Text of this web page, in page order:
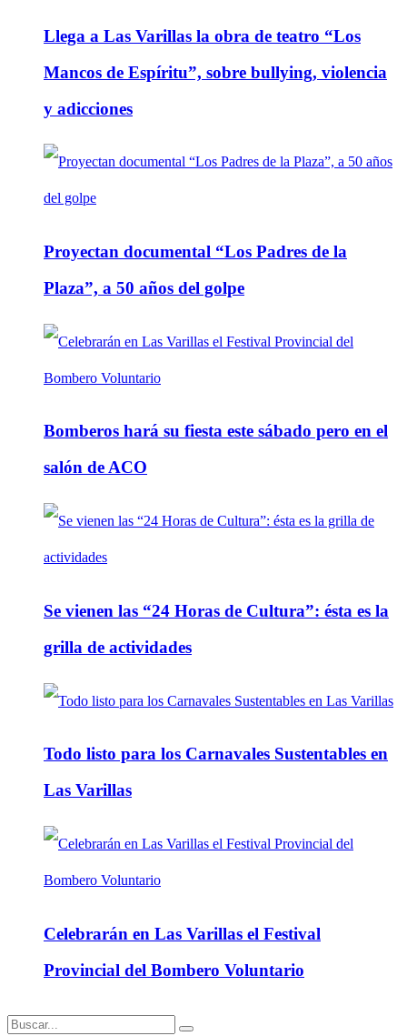
Llega a Las Varillas la obra de teatro “Los
Mancos de Espíritu”, sobre bullying, violencia
y adicciones
Proyectan documental “Los Padres de la
Plaza”, a 50 años del golpe
Bomberos hará su fiesta este sábado pero en el
salón de ACO
Se vienen las “24 Horas de Cultura”: ésta es la
grilla de actividades
Todo listo para los Carnavales Sustentables en
Las Varillas
Celebrarán en Las Varillas el Festival
Provincial del Bombero Voluntario